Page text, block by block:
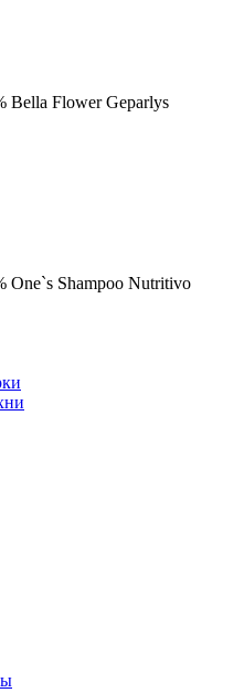
Bella Flower Geparlys
One`s Shampoo Nutritivo